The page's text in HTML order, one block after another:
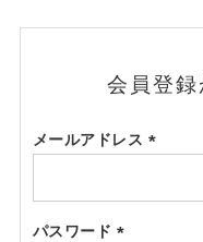
会員登
メールアドレス
須)
パスワード